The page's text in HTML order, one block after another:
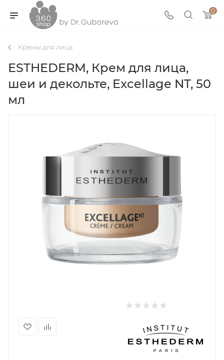
0
Кремы для лица
ESTHEDERM, Крем для лица,
шеи и декольте, Excellage NT, 50
мл